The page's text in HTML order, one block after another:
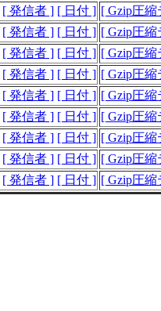
[ 発信者 ] [ 日付 ] [ Gzip圧
[ 発信者 ] [ 日付 ] [ Gzip圧
[ 発信者 ] [ 日付 ] [ Gzip圧
[ 発信者 ] [ 日付 ] [ Gzip圧
[ 発信者 ] [ 日付 ] [ Gzip圧
[ 発信者 ] [ 日付 ] [ Gzip圧
[ 発信者 ] [ 日付 ] [ Gzip圧
[ 発信者 ] [ 日付 ] [ Gzip圧
[ 発信者 ] [ 日付 ] [ Gzip圧縮